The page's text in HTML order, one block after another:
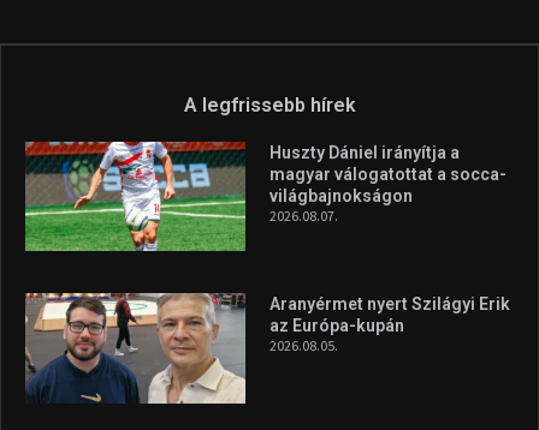
A legfrissebb hírek
Huszty Dániel irányítja a
magyar válogatottat a socca-
világbajnokságon
2026.08.07.
Aranyérmet nyert Szilágyi Erik
az Európa-kupán
2026.08.05.